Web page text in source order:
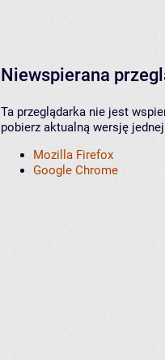
Niewspierana
Ta przeglądarka nie jest
pobierz aktualną wersję
Mozilla Firefox
Google Chrome